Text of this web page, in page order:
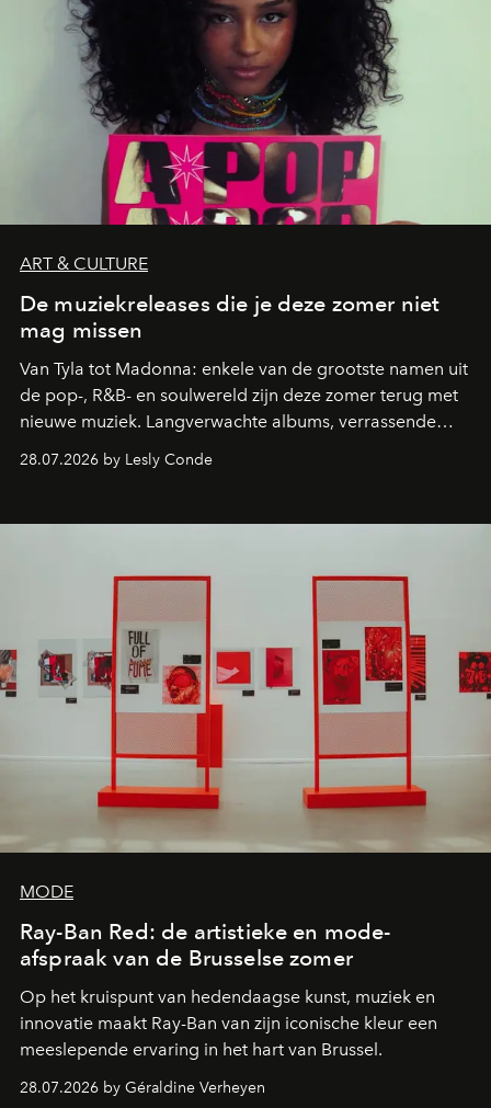
ART & CULTURE
De muziekreleases die je deze zomer niet
mag missen
Van Tyla tot Madonna: enkele van de grootste namen uit
de pop-, R&B- en soulwereld zijn deze zomer terug met
nieuwe muziek. Langverwachte albums, verrassende
comebacks en veelbelovende nieuwe projecten: dit zijn
de releases die je niet mag missen.
28.07.2026 by Lesly Conde
MODE
Ray-Ban Red: de artistieke en mode-
afspraak van de Brusselse zomer
Op het kruispunt van hedendaagse kunst, muziek en
innovatie maakt Ray-Ban van zijn iconische kleur een
meeslepende ervaring in het hart van Brussel.
28.07.2026 by Géraldine Verheyen